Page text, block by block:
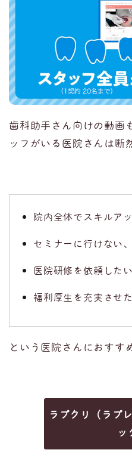
歯科助手さん向けの動画
ッフがいる医院さんは断
院内全体でスキルア
セミナーに行けない
医院研修を依頼した
福利厚生を充実させ
という医院さんにおすす
ラプクリ（ラプ
ッ